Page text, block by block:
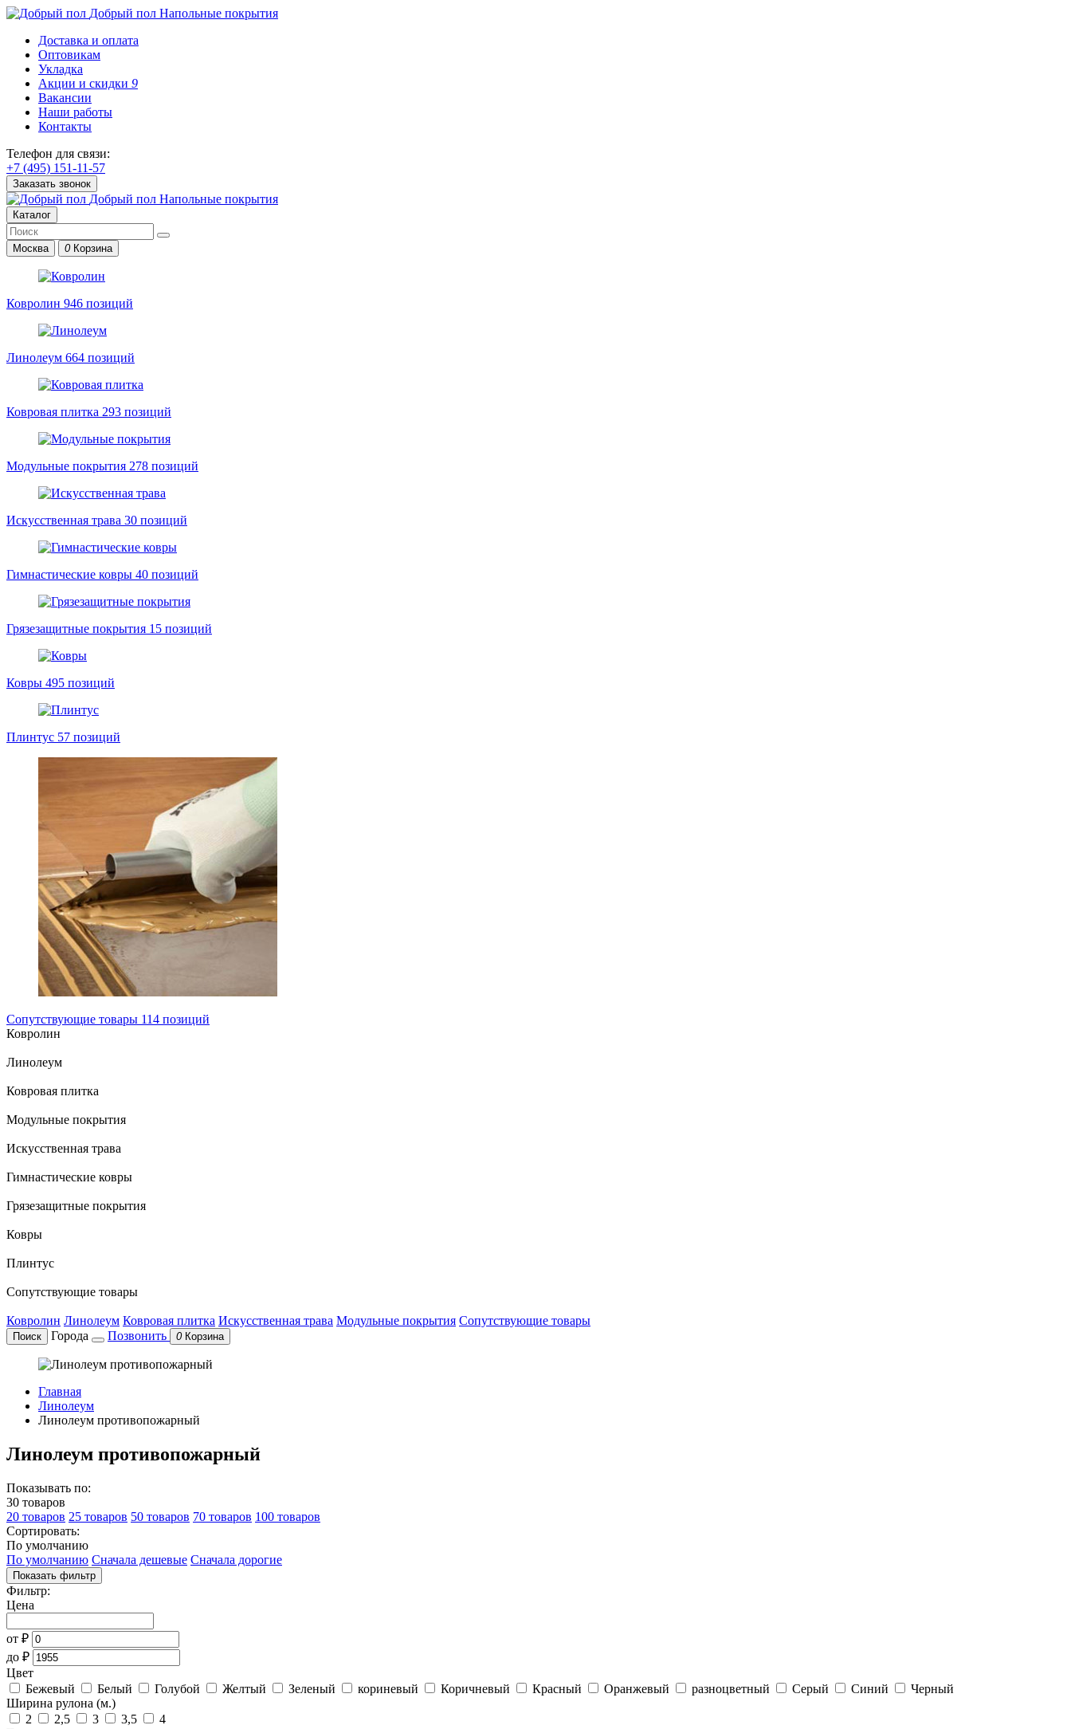
Добрый пол Напольные покрытия
Доставка и оплата
Оптовикам
Укладка
Акции и скидки 9
Вакансии
Наши работы
Контакты
Телефон для связи:
+7 (495) 151-11-57
Заказать звонок
Добрый пол Напольные покрытия
Каталог
Москва 0 Корзина
Ковролин 946 позиций
Линолеум 664 позиций
Ковровая плитка 293 позиций
Модульные покрытия 278 позиций
Искусственная трава 30 позиций
Гимнастические ковры 40 позиций
Грязезащитные покрытия 15 позиций
Ковры 495 позиций
Плинтус 57 позиций
Сопутствующие товары 114 позиций
Ковролин
Линолеум
Ковровая плитка
Модульные покрытия
Искусственная трава
Гимнастические ковры
Грязезащитные покрытия
Ковры
Плинтус
Сопутствующие товары
Ковролин Линолеум Ковровая плитка Искусственная трава Модульные покрытия Сопутствующие товары
Поиск Города Позвонить 0 Корзина
Главная
Линолеум
Линолеум противопожарный
Линолеум противопожарный
Показывать по:
30 товаров
20 товаров 25 товаров 50 товаров 70 товаров 100 товаров
Сортировать:
По умолчанию
По умолчанию Сначала дешевые Сначала дорогие
Показать фильтр
Фильтр:
Цена
от ₽
до ₽
Цвет
Бежевый
Белый Голубой Желтый Зеленый кориневый Коричневый Красный Оранжевый разноцветный Серый Синий
Черный
Ширина рулона (м.)
2
2,5 3 3,5
4